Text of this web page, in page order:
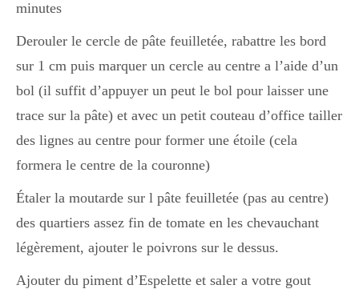
minutes
Derouler le cercle de pâte feuilletée, rabattre les bord
sur 1 cm puis marquer un cercle au centre a l’aide d’un
bol (il suffit d’appuyer un peut le bol pour laisser une
trace sur la pâte) et avec un petit couteau d’office tailler
des lignes au centre pour former une étoile (cela
formera le centre de la couronne)
Étaler la moutarde sur l pâte feuilletée (pas au centre)
des quartiers assez fin de tomate en les chevauchant
légèrement, ajouter le poivrons sur le dessus.
Ajouter du piment d’Espelette et saler a votre gout